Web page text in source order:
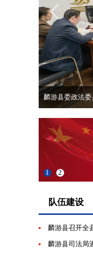
麟游县召开全县综
1 2
队伍建设
麟游县召开全
麟游县司法局